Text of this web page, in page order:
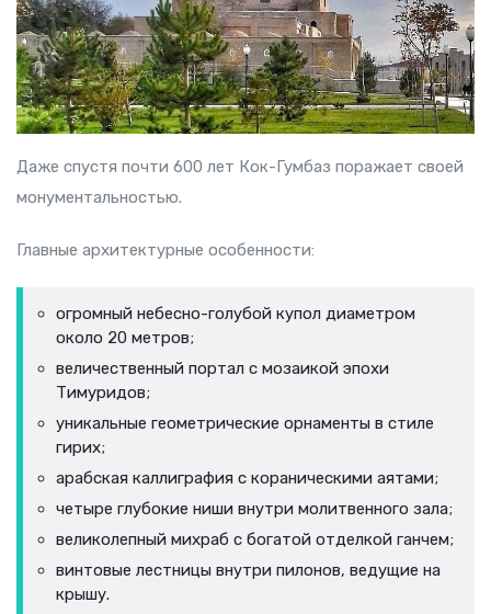
Даже спустя почти 600 лет Кок-Гумбаз поражает своей
монументальностью.
Главные архитектурные особенности:
огромный небесно-голубой купол диаметром
около 20 метров;
величественный портал с мозаикой эпохи
Тимуридов;
уникальные геометрические орнаменты в стиле
гирих;
арабская каллиграфия с кораническими аятами;
четыре глубокие ниши внутри молитвенного зала;
великолепный михраб с богатой отделкой ганчем;
винтовые лестницы внутри пилонов, ведущие на
крышу.